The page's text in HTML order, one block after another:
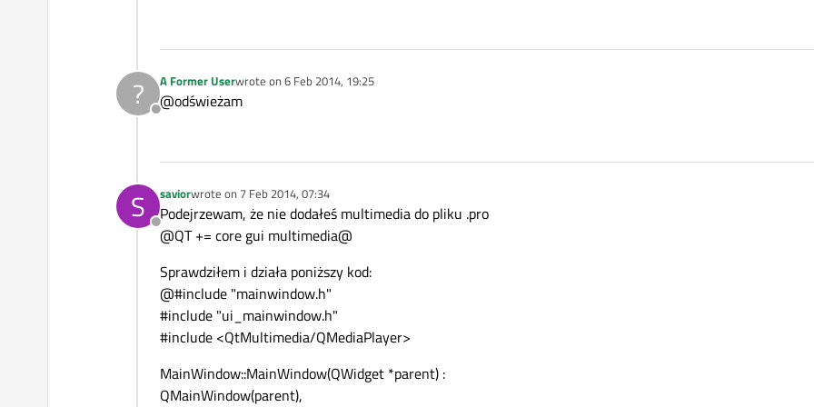
?
Offline
A Former Userwrote on 6 Feb 2014, 19:25
last edited by
@odświeżam
S
Offline
saviorwrote on 7 Feb 2014, 07:34
last edited by
Podejrzewam, że nie dodałeś multimedia do pliku .pro
@QT += core gui multimedia@
Sprawdziłem i działa poniższy kod:
@#include "mainwindow.h"
#include "ui_mainwindow.h"
#include <QtMultimedia/QMediaPlayer>
MainWindow::MainWindow(QWidget *parent) :
QMainWindow(parent),